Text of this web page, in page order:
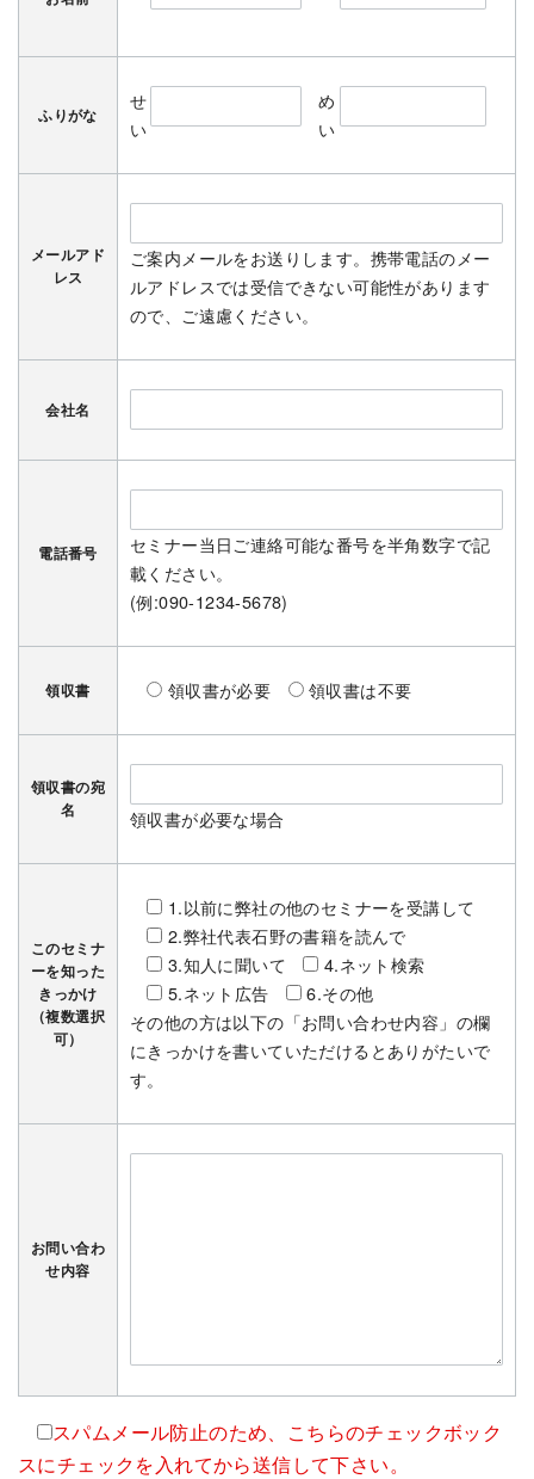
ふりがな
せ
い
め
い
メールアド
レス
ご案内メールをお送りします。携帯電話のメー
ルアドレスでは受信できない可能性があります
ので、ご遠慮ください。
会社名
電話番号
セミナー当日ご連絡可能な番号を半角数字で記
載ください。
(例:090-1234-5678)
領収書 領収書が必要 領収書は不要
領収書の宛
名
領収書が必要な場合
このセミナ
ーを知った
きっかけ
（複数選択
可）
1.以前に弊社の他のセミナーを受講して
2.弊社代表石野の書籍を読んで
3.知人に聞いて
4.ネット検索
5.ネット広告
6.その他
その他の方は以下の「お問い合わせ内容」の欄
にきっかけを書いていただけるとありがたいで
す。
お問い合わ
せ内容
スパムメール防止のため、こちらのチェックボック
スにチェックを入れてから送信して下さい。